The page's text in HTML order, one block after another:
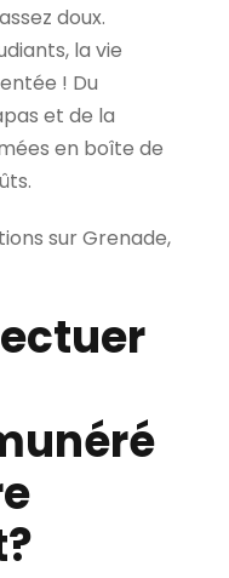
doux.
la vie
! Du
et de la
en boîte de
sur Grenade,